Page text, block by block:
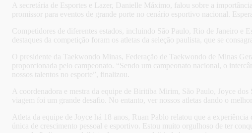
A secretária de Esportes e Lazer, Danielle Máximo, falou sobre a
promissor para eventos de grande porte no cenário esportivo nacional.
Competidores de diferentes estados, incluindo São Paulo, Rio de Janeiro e
destaques da competição foram os atletas da seleção paulista, que se
O presidente da Taekwondo Minas, Federação de Taekwondo de Minas
proporcionada pelo campeonato. “Sendo um campeonato nacional, o
nossos talentos no esporte”, finalizou.
A coordenadora e mestra da equipe de Biritiba Mirim, São Paulo, Joyce
viagem foi um grande desafio. No entanto, ver nossos atletas dando o
Atleta da equipe de Joyce há 18 anos, Ruan Pablo relatou que a
única de crescimento pessoal e esportivo. Estou muito orgulhoso de ter